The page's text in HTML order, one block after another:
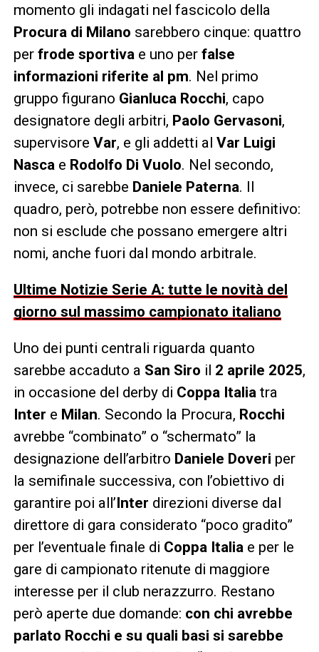
momento gli indagati nel fascicolo della
Procura di Milano sarebbero cinque: quattro
per frode sportiva e uno per false
informazioni riferite al pm. Nel primo
gruppo figurano Gianluca Rocchi, capo
designatore degli arbitri, Paolo Gervasoni,
supervisore Var, e gli addetti al Var Luigi
Nasca e Rodolfo Di Vuolo. Nel secondo,
invece, ci sarebbe Daniele Paterna. Il
quadro, però, potrebbe non essere definitivo:
non si esclude che possano emergere altri
nomi, anche fuori dal mondo arbitrale.
Ultime Notizie Serie A: tutte le novità del
giorno sul massimo campionato italiano
Uno dei punti centrali riguarda quanto
sarebbe accaduto a San Siro il 2 aprile 2025,
in occasione del derby di Coppa Italia tra
Inter e Milan. Secondo la Procura, Rocchi
avrebbe “combinato” o “schermato” la
designazione dell’arbitro Daniele Doveri per
la semifinale successiva, con l’obiettivo di
garantire poi all’Inter direzioni diverse dal
direttore di gara considerato “poco gradito”
per l’eventuale finale di Coppa Italia e per le
gare di campionato ritenute di maggiore
interesse per il club nerazzurro. Restano
però aperte due domande: con chi avrebbe
parlato Rocchi e su quali basi si sarebbe